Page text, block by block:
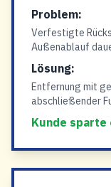
Problem:
Verfestigte
Außenablauf
Lösung:
Entfernung mit
abschließender
Kunde sparte